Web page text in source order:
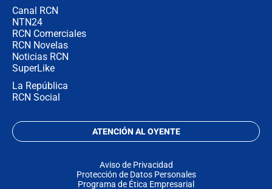
Canal RCN
NTN24
RCN Comerciales
RCN Novelas
Noticias RCN
SuperLike
La República
RCN Social
ATENCIÓN AL OYENTE
Aviso de Privacidad
Protección de Datos Personales
Programa de Ética Empresarial